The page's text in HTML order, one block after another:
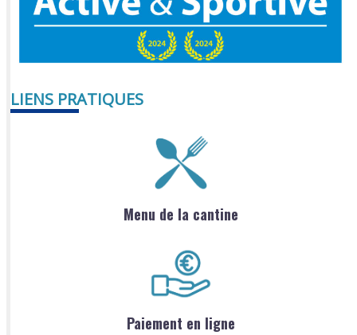
LIENS PRATIQUES
Menu de la cantine
Paiement en ligne